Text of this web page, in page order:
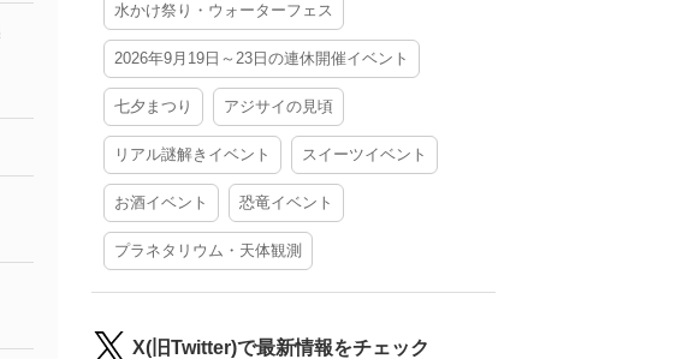
水かけ祭り・ウォーターフェス
2026年9月19日～23日の連休開催イベント
七夕まつり アジサイの見頃
リアル謎解きイベント スイーツイベント
お酒イベント 恐竜イベント
プラネタリウム・天体観測
X(旧Twitter)で最新情報をチェック